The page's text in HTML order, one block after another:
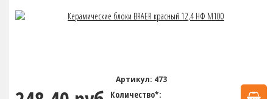
Артикул: 473
Количество*: